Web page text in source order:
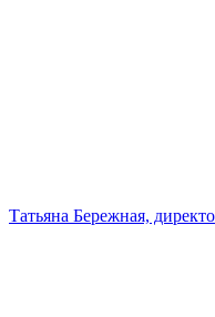
Татьяна Бережная,